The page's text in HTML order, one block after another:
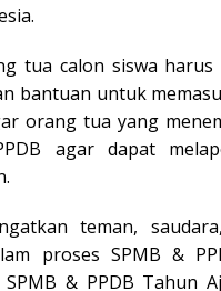
tua calon siswa
bantuan untuk
orang tua yang
agar dapat
teman,
proses SPMB &
& PPDB Tahun